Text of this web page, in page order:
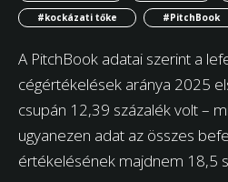
#kockázati tőke
#PitchBook
A PitchBook adatai szerint a
cégértékelések aránya 2025
csupán 12,39 százalék volt –
ugyanezen adat az összes
értékelésének majdnem 18,5